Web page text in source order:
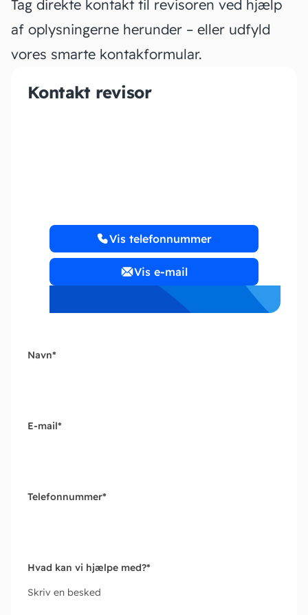
Tag direkte kontakt til revisoren ved hjælp
af oplysningerne herunder – eller udfyld
vores smarte kontakformular.
Kontakt revisor
Vis telefonnummer
Vis e-mail
Navn*
E-mail*
Telefonnummer*
Hvad kan vi hjælpe med?*
Skriv en besked